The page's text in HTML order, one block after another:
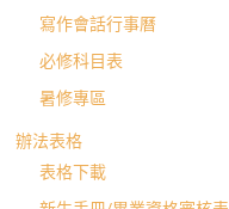
寫作會話行事曆
必修科目表
暑修專區
辦法表格
表格下載